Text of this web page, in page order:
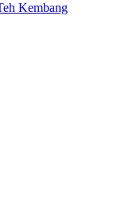
Kembang